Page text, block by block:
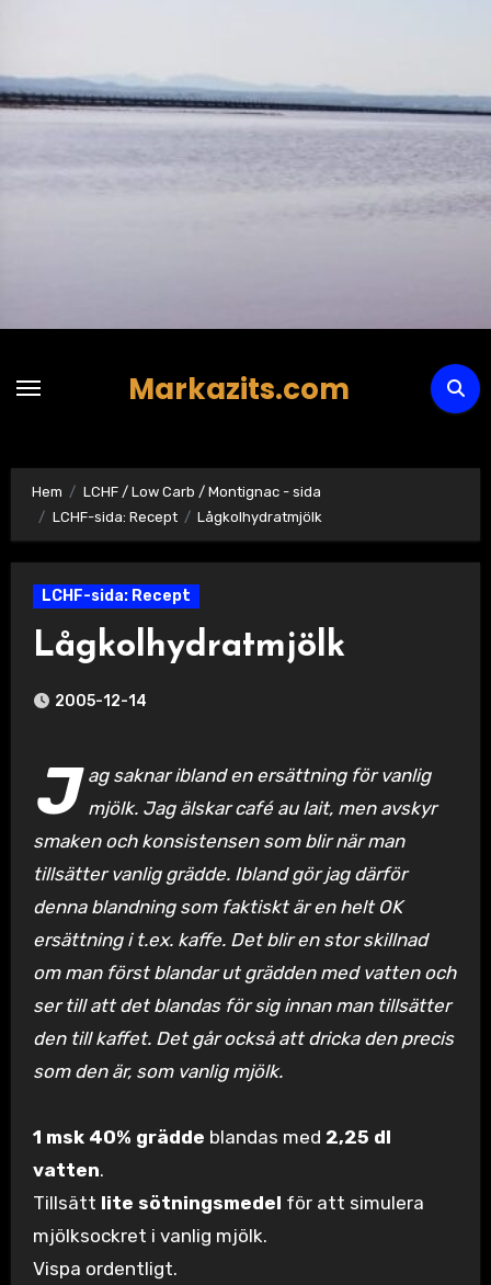
innehåll
Markazits.com
Hem
LCHF / Low Carb / Montignac - sida
LCHF-sida: Recept
Lågkolhydratmjölk
LCHF-sida: Recept
Lågkolhydratmjölk
2005-12-14
J ag saknar ibland en ersättning för vanlig
mjölk. Jag älskar café au lait, men avskyr
smaken och konsistensen som blir när man
tillsätter vanlig grädde. Ibland gör jag därför
denna blandning som faktiskt är en helt OK
ersättning i t.ex. kaffe. Det blir en stor skillnad
om man först blandar ut grädden med vatten och
ser till att det blandas för sig innan man tillsätter
den till kaffet. Det går också att dricka den precis
som den är, som vanlig mjölk.
1 msk 40% grädde blandas med 2,25 dl
vatten.
Tillsätt lite sötningsmedel för att simulera
mjölksockret i vanlig mjölk.
Vispa ordentligt.